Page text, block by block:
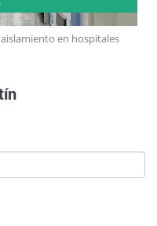
en hospitales